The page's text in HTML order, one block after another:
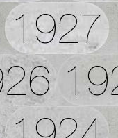
1927